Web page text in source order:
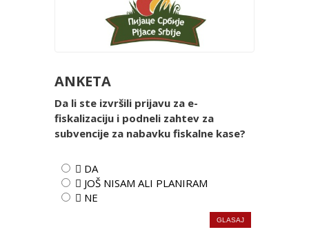
ANKETA
Da li ste izvršili prijavu za e-
fiskalizaciju i podneli zahtev za
subvencije za nabavku fiskalne kase?
 DA
 JOŠ NISAM ALI PLANIRAM
 NE